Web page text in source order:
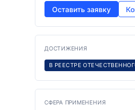
Оставить заявку
ДОСТИЖЕНИЯ
В РЕЕСТРЕ
СФЕРА ПРИМЕНЕНИЯ